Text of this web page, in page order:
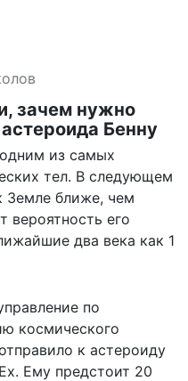
зачем нужно
Бенну
из самых
тел. В следующем
Земле ближе, чем
вероятность его
два века как 1
по
космического
к астероиду
Ему предстоит 20